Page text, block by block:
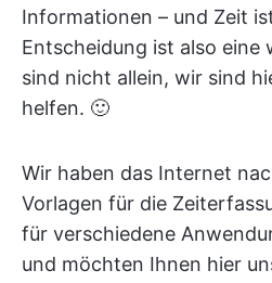
Informationen – und Zeit
Entscheidung ist also eine
sind nicht allein, wir sind
helfen. 🙂
Wir haben das Internet
Vorlagen für die
für verschiedene
und möchten Ihnen hier